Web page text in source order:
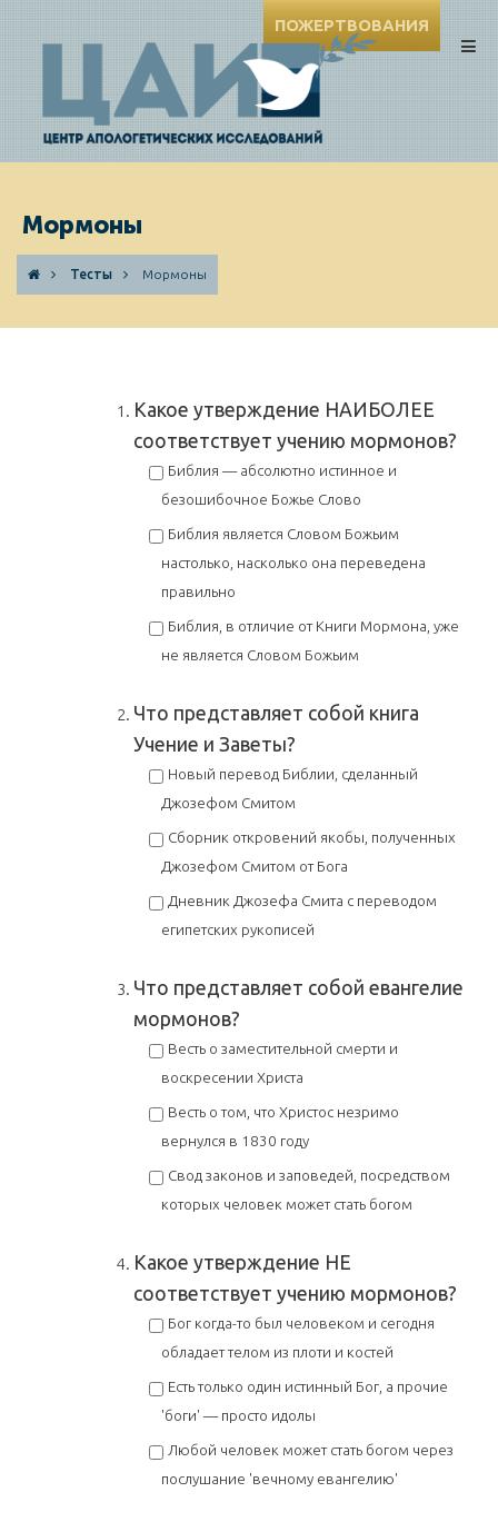
ПОЖЕРТВОВАНИЯ
Мормоны
Тесты Мормоны
Какое утверждение НАИБОЛЕЕ
соответствует учению мормонов?
Библия — абсолютно истинное и
безошибочное Божье Слово
Библия является Словом Божьим
настолько, насколько она переведена
правильно
Библия, в отличие от Книги Мормона, уже
не является Словом Божьим
Что представляет собой книга
Учение и Заветы?
Новый перевод Библии, сделанный
Джозефом Смитом
Сборник откровений якобы, полученных
Джозефом Смитом от Бога
Дневник Джозефа Смита с переводом
египетских рукописей
Что представляет собой евангелие
мормонов?
Весть о заместительной смерти и
воскресении Христа
Весть о том, что Христос незримо
вернулся в 1830 году
Свод законов и заповедей, посредством
которых человек может стать богом
Какое утверждение НЕ
соответствует учению мормонов?
Бог когда-то был человеком и сегодня
обладает телом из плоти и костей
Есть только один истинный Бог, а прочие
'боги' — просто идолы
Любой человек может стать богом через
послушание 'вечному евангелию'